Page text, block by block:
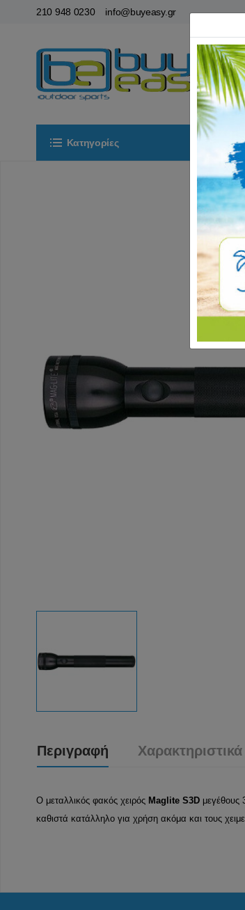
210 948 0230 info@buyeasy.gr
Κατηγορίες
Περιγραφή Χαρακτηριστικά
Ο μεταλλικός φακός χειρός Maglite S3D μεγέθους
καθιστά κατάλληλο για χρήση ακόμα και τους